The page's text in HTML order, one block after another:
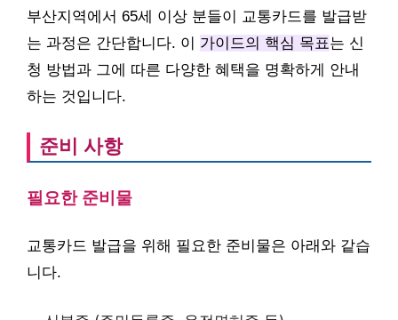
부산지역에서 65세 이상 분들이 교통카드를 발급받
는 과정은 간단합니다. 이 가이드의 핵심 목표는 신
청 방법과 그에 따른 다양한 혜택을 명확하게 안내
하는 것입니다.
준비 사항
필요한 준비물
교통카드 발급을 위해 필요한 준비물은 아래와 같습
니다.